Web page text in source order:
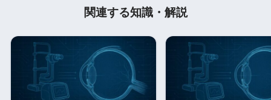
関連する知識・解説